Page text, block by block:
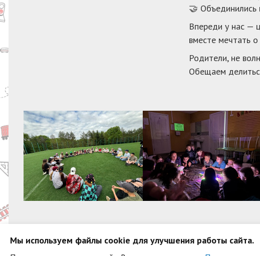
🤝 Объединились
Впереди у нас —
вместе мечтать
Родители, не
Обещаем
Мы используем файлы cookie для улучшения работы сайта.